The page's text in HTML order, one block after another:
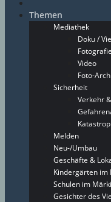
Themen
Mediathek
Doku /
Fotografie
Video
Foto-
Sicherheit
Verkehr
Melden
Neu-/Umbau
Geschäfte &
Kindergärten im
Schulen im
Gesichter des